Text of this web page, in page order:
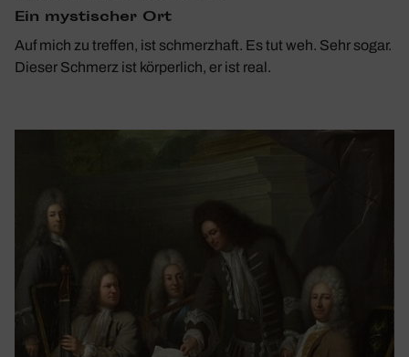
Ein mysti­scher Ort
Auf mich zu treffen, ist schmerzhaft. Es tut weh. Sehr sogar.
Dieser Schmerz ist körperlich, er ist real.